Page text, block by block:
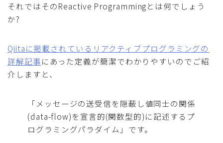
それではそのReactive Programmingとは何でしょう
か?
Qiitaに掲載されているリアクティブプログラミングの
詳解記事にあった定義が簡潔でわかりやすいのでご紹
介しますと、
「メッセージの送受信を隠蔽し値同士の関係
(data-flow)を宣言的(関数型的)に記述するプ
ログラミングパラダイム」です。